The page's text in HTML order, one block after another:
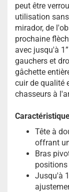
peut être
utilisation
mirador, de
prochaine
avec jusqu'à
gauchers et
gâchette
cuir de qualité
chasseurs à
Tête à
offrant
Bras
Jusqu'à